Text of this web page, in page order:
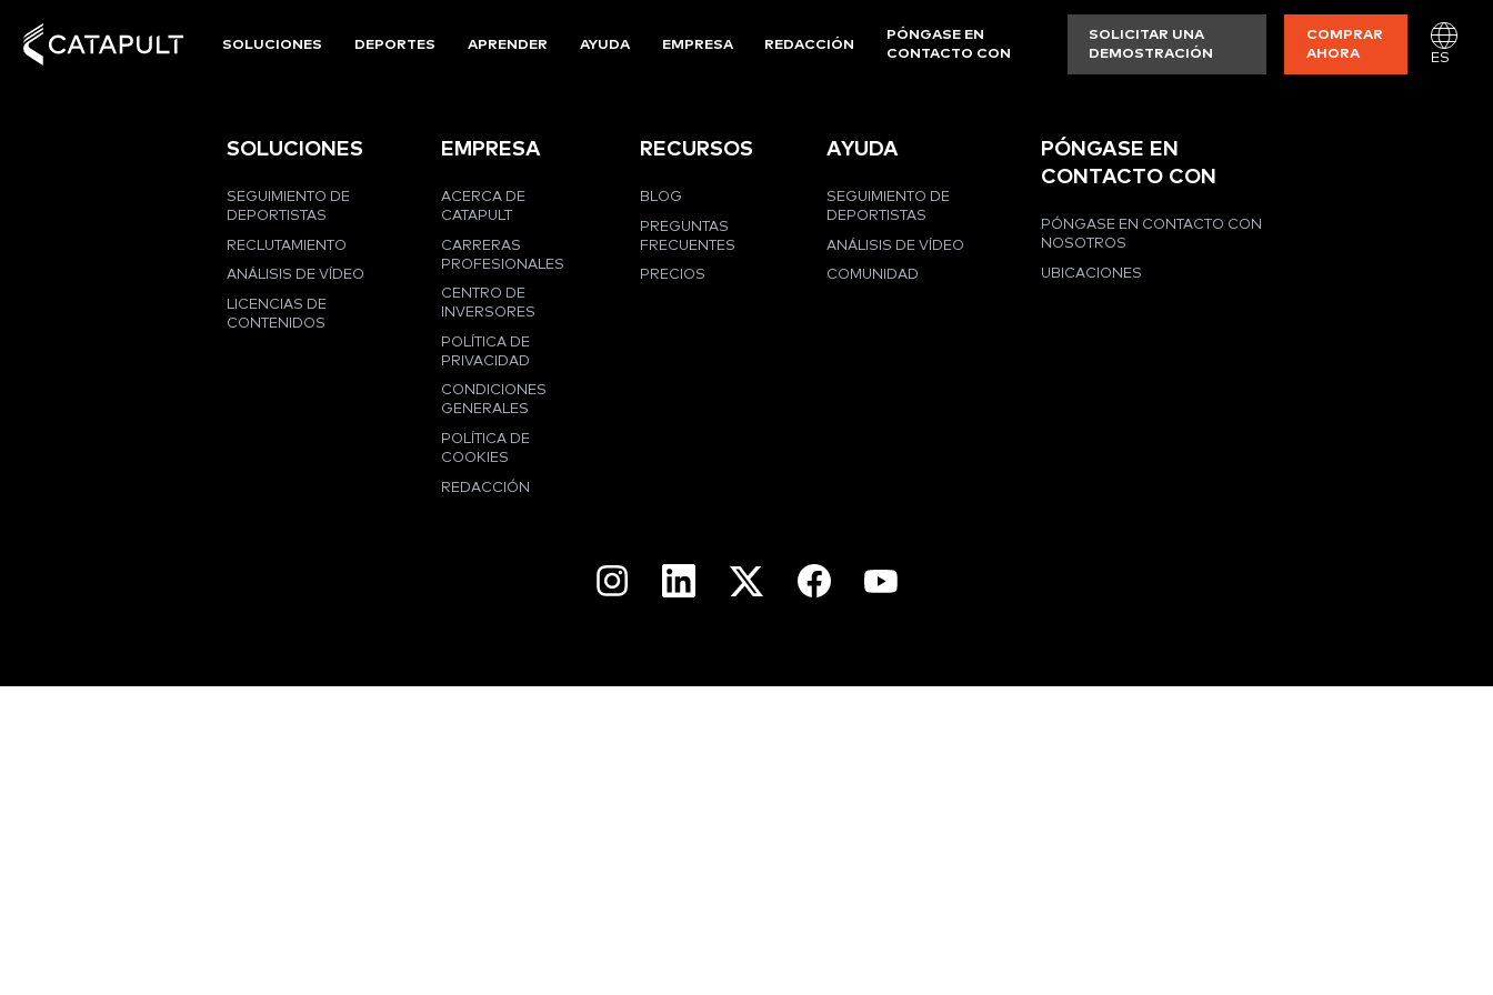
SOLUCIONES DEPORTES APRENDER AYUDA EMPRESA REDACCIÓN
PÓNGASE EN
CONTACTO CON
SOLICITAR UNA
DEMOSTRACIÓN
COMPRAR
AHORA
ES
SOLUCIONES
SEGUIMIENTO DE
DEPORTISTAS
RECLUTAMIENTO
ANÁLISIS DE VÍDEO
LICENCIAS DE
CONTENIDOS
EMPRESA
ACERCA DE
CATAPULT
CARRERAS
PROFESIONALES
CENTRO DE
INVERSORES
POLÍTICA DE
PRIVACIDAD
CONDICIONES
GENERALES
POLÍTICA DE
COOKIES
REDACCIÓN
RECURSOS
BLOG
PREGUNTAS
FRECUENTES
PRECIOS
AYUDA
SEGUIMIENTO DE
DEPORTISTAS
ANÁLISIS DE VÍDEO
COMUNIDAD
PÓNGASE EN
CONTACTO CON
PÓNGASE EN CONTACTO CON
NOSOTROS
UBICACIONES